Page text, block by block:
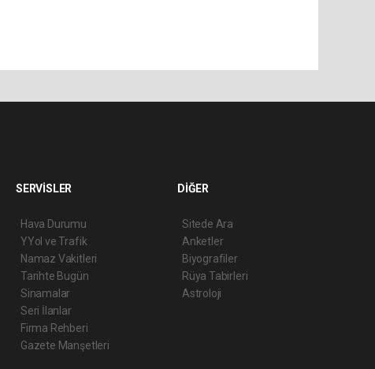
SERVİSLER
Hava Durumu
YYol ve Trafik
Namaz Vakitleri
Tarihte Bugün
Sinamalar
Seri İlanlar
Firma Rehberi
Gazete Manşetleri
DİĞER
Sitede Ara
Anketler
Biyografiler
Rüya Tabirleri
Astroloji